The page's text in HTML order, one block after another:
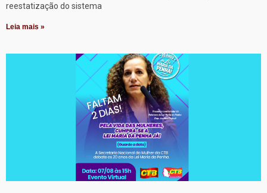
reestatização do sistema
Leia mais »